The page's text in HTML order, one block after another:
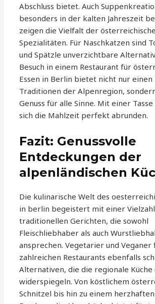
Abschluss bietet. Auch
besonders in der kalten Jahreszeit
zeigen die Vielfalt der
Spezialitäten. Für Naschkatzen sind
und Spätzle unverzichtbare
Besuch in einem Restaurant für
Essen in Berlin bietet nicht nur einen
Traditionen der Alpenregion,
Genuss für alle Sinne. Mit einer
sich die Mahlzeit perfekt abrunden.
Fazit: Genussvolle
Entdeckungen der
alpenländischen
Die kulinarische Welt des
in berlin begeistert mit einer
traditionellen Gerichten, die sowohl
Fleischliebhaber als auch
ansprechen. Vegetarier und Veganer
zahlreichen Restaurants ebenfalls
Alternativen, die die regionale Küche
widerspiegeln. Von köstlichem
Schnitzel bis hin zu einem